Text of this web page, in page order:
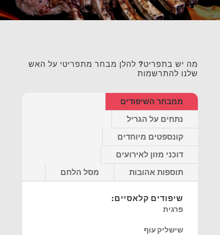
מה יש בתפריט? להלן מבחר מתפריטי על האש
שלנו להתרשמות
ממבחר השיפודים
נתחים על הגריל
קונספטים מיוחדים
דוכני מזון לאירועים
תוספות אהובות
מסל הלחם
שיפודים קלאסיים:
פרגית
שישליק עוף